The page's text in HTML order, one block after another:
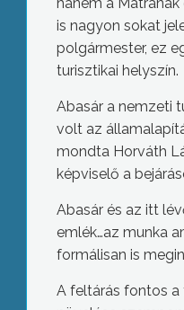
is nagyon sokat
polgármester, ez
turisztikai helyszín.
Abasár a nemzeti
volt az
mondta Horváth
képviselő a
Abasár és az itt
emlék…az munka
formálisan is
A feltárás fontos a